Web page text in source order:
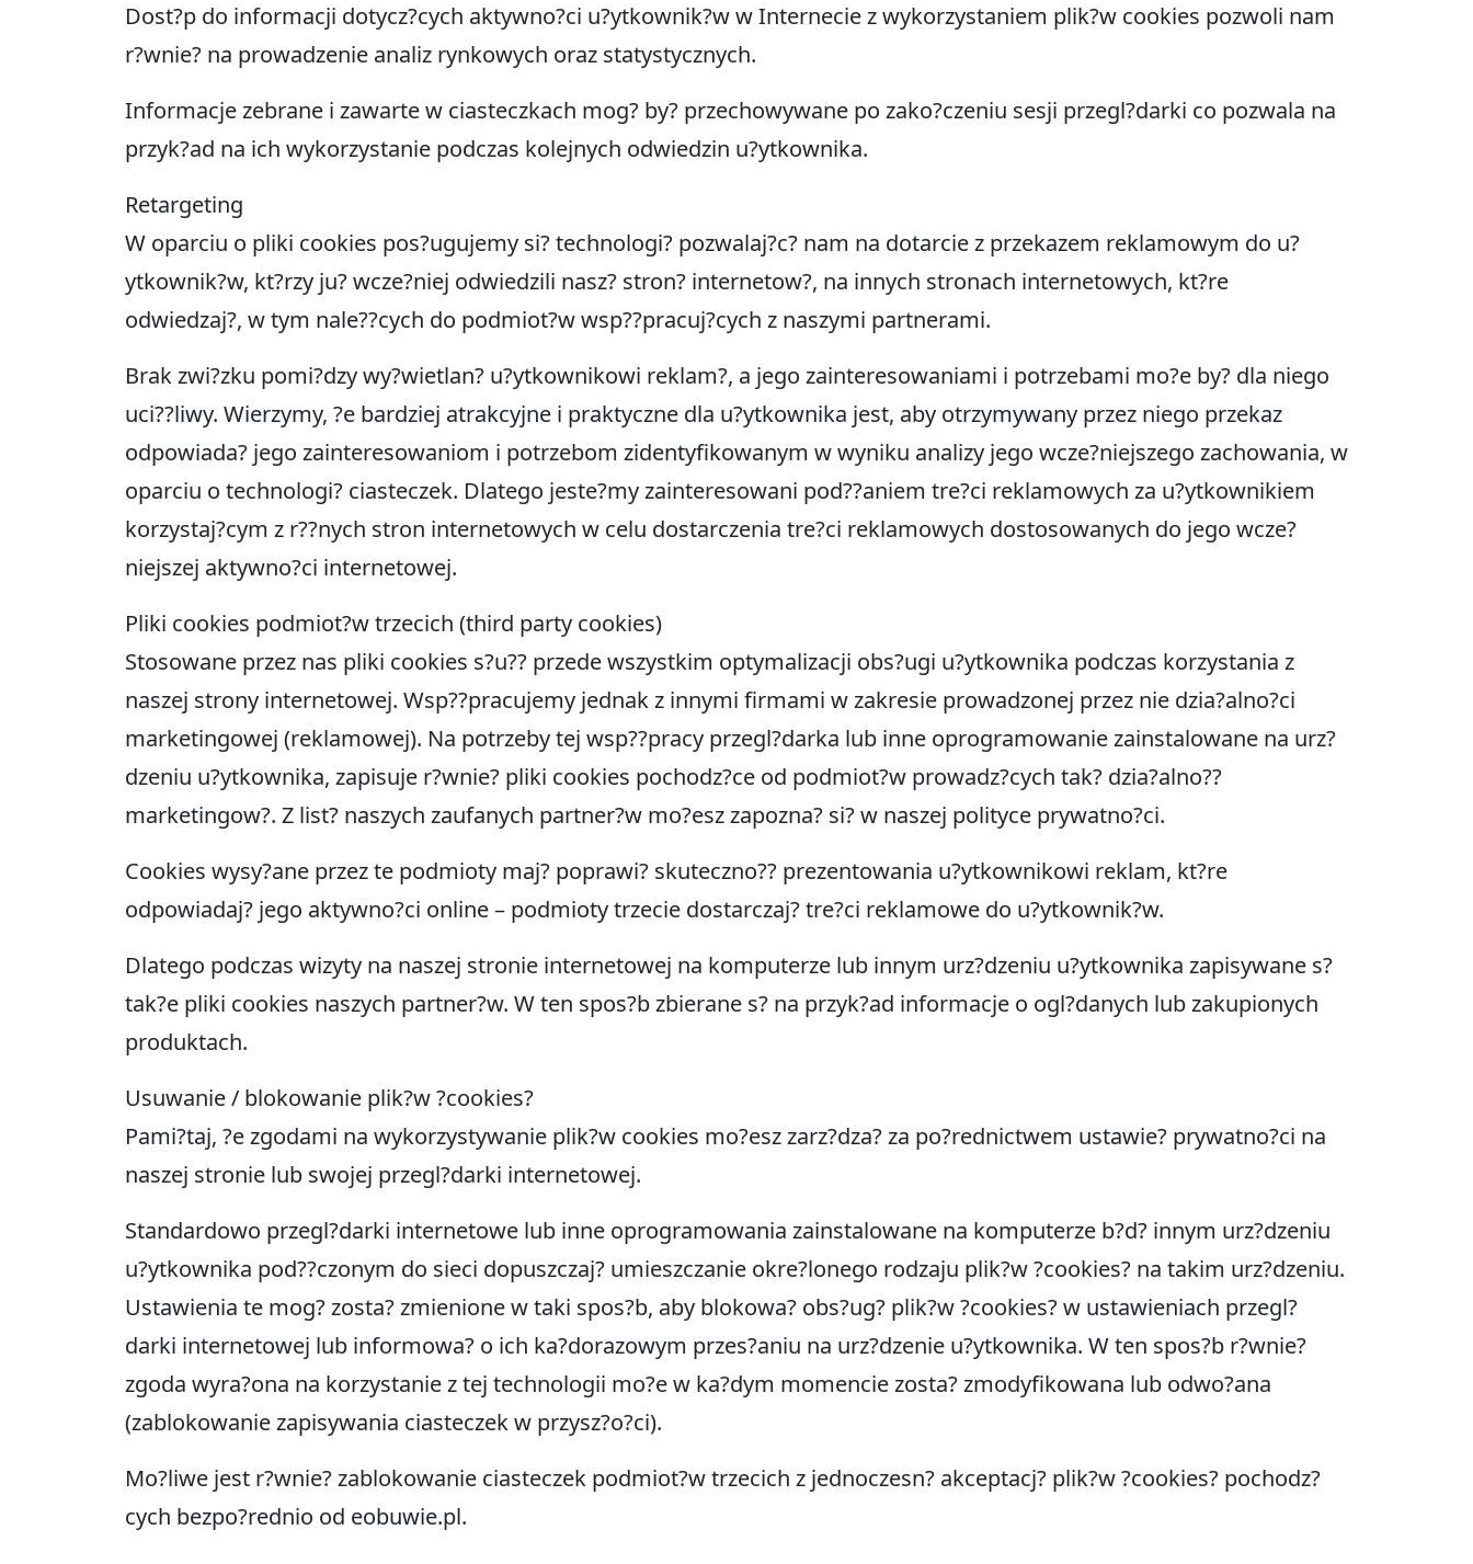
Dost?p do informacji dotycz?cych aktywno?ci u?ytkownik?w w Internecie z wykorzystaniem plik?w cookies pozwoli nam
r?wnie? na prowadzenie analiz rynkowych oraz statystycznych.
Informacje zebrane i zawarte w ciasteczkach mog? by? przechowywane po zako?czeniu sesji przegl?darki co pozwala na
przyk?ad na ich wykorzystanie podczas kolejnych odwiedzin u?ytkownika.
Retargeting
W oparciu o pliki cookies pos?ugujemy si? technologi? pozwalaj?c? nam na dotarcie z przekazem reklamowym do u?
ytkownik?w, kt?rzy ju? wcze?niej odwiedzili nasz? stron? internetow?, na innych stronach internetowych, kt?re
odwiedzaj?, w tym nale??cych do podmiot?w wsp??pracuj?cych z naszymi partnerami.
Brak zwi?zku pomi?dzy wy?wietlan? u?ytkownikowi reklam?, a jego zainteresowaniami i potrzebami mo?e by? dla niego
uci??liwy. Wierzymy, ?e bardziej atrakcyjne i praktyczne dla u?ytkownika jest, aby otrzymywany przez niego przekaz
odpowiada? jego zainteresowaniom i potrzebom zidentyfikowanym w wyniku analizy jego wcze?niejszego zachowania, w
oparciu o technologi? ciasteczek. Dlatego jeste?my zainteresowani pod??aniem tre?ci reklamowych za u?ytkownikiem
korzystaj?cym z r??nych stron internetowych w celu dostarczenia tre?ci reklamowych dostosowanych do jego wcze?
niejszej aktywno?ci internetowej.
Pliki cookies podmiot?w trzecich (third party cookies)
Stosowane przez nas pliki cookies s?u?? przede wszystkim optymalizacji obs?ugi u?ytkownika podczas korzystania z
naszej strony internetowej. Wsp??pracujemy jednak z innymi firmami w zakresie prowadzonej przez nie dzia?alno?ci
marketingowej (reklamowej). Na potrzeby tej wsp??pracy przegl?darka lub inne oprogramowanie zainstalowane na urz?
dzeniu u?ytkownika, zapisuje r?wnie? pliki cookies pochodz?ce od podmiot?w prowadz?cych tak? dzia?alno??
marketingow?. Z list? naszych zaufanych partner?w mo?esz zapozna? si? w naszej polityce prywatno?ci.
Cookies wysy?ane przez te podmioty maj? poprawi? skuteczno?? prezentowania u?ytkownikowi reklam, kt?re
odpowiadaj? jego aktywno?ci online – podmioty trzecie dostarczaj? tre?ci reklamowe do u?ytkownik?w.
Dlatego podczas wizyty na naszej stronie internetowej na komputerze lub innym urz?dzeniu u?ytkownika zapisywane s?
tak?e pliki cookies naszych partner?w. W ten spos?b zbierane s? na przyk?ad informacje o ogl?danych lub zakupionych
produktach.
Usuwanie / blokowanie plik?w ?cookies?
Pami?taj, ?e zgodami na wykorzystywanie plik?w cookies mo?esz zarz?dza? za po?rednictwem ustawie? prywatno?ci na
naszej stronie lub swojej przegl?darki internetowej.
Standardowo przegl?darki internetowe lub inne oprogramowania zainstalowane na komputerze b?d? innym urz?dzeniu
u?ytkownika pod??czonym do sieci dopuszczaj? umieszczanie okre?lonego rodzaju plik?w ?cookies? na takim urz?dzeniu.
Ustawienia te mog? zosta? zmienione w taki spos?b, aby blokowa? obs?ug? plik?w ?cookies? w ustawieniach przegl?
darki internetowej lub informowa? o ich ka?dorazowym przes?aniu na urz?dzenie u?ytkownika. W ten spos?b r?wnie?
zgoda wyra?ona na korzystanie z tej technologii mo?e w ka?dym momencie zosta? zmodyfikowana lub odwo?ana
(zablokowanie zapisywania ciasteczek w przysz?o?ci).
Mo?liwe jest r?wnie? zablokowanie ciasteczek podmiot?w trzecich z jednoczesn? akceptacj? plik?w ?cookies? pochodz?
cych bezpo?rednio od eobuwie.pl.